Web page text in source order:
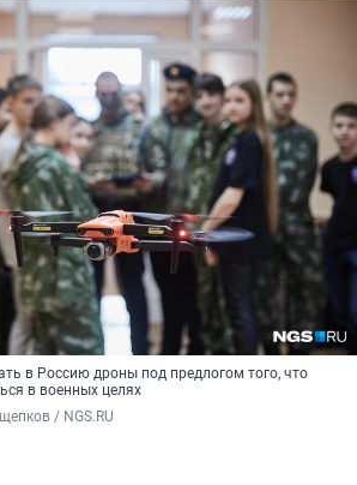
в Россию дроны под предлогом того, что
в военных целях
/ NGS.RU